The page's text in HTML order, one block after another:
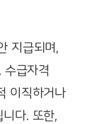
지급되며,
수급자격
이직하거나
다. 또한,